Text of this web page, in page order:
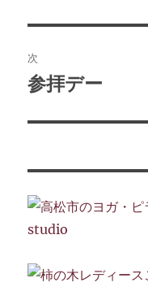
ビ
ゲ
ー
ン
投
稿:
次
次
投
参拝デー